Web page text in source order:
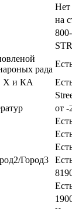
Нет
на
рада
Х и КА
от -
Город3